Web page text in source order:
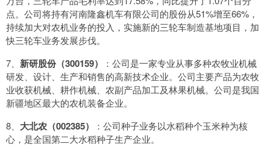
点。公司将持有河南隆鑫机车有限公司的股份从51%增至66%，
持续加大对农机业务的投入，实施新的三轮车制造基地项目，加
快三轮车业务发展步伐。
7、 新研股份（300159）
：公司是一家专业从事多种农牧业机械
研发、设计、生产和销售的高新技术企业。公司主要产品为农牧
业收获机械、耕作机械、农副产品加工及林果机械。公司是我国
新疆地区最大的农机装备企业。
8、 大北农（002385）
：公司种子业务以水稻种个玉米种为核
心，是全国第二大水稻种子生产企业。